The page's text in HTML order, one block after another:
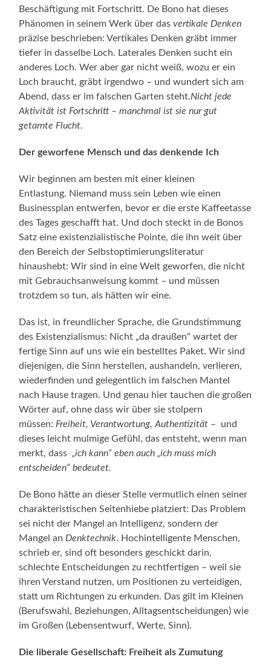
Beschäftigung mit Fortschritt. De Bono hat dieses
Phänomen in seinem Werk über dasvertikale Denken
präzise beschrieben: Vertikales Denken gräbt immer
tiefer in dasselbe Loch. Laterales Denken sucht ein
anderes Loch. Wer aber gar nicht weiß, wozu er ein
Loch braucht, gräbt irgendwo – und wundert sich am
Abend, dass er im falschen Garten steht.Nicht jede
Aktivität ist Fortschritt – manchmal ist sie nur gut
getarnte Flucht.
Der geworfene Mensch und das denkende Ich
Wir beginnen am besten mit einer kleinen
Entlastung. Niemand muss sein Leben wie einen
Businessplan entwerfen, bevor er die erste Kaffeetasse
des Tages geschafft hat. Und doch steckt in de Bonos
Satz eine existenzialistische Pointe, die ihn weit über
den Bereich der Selbstoptimierungsliteratur
hinaushebt: Wir sind in eine Welt geworfen, die nicht
mit Gebrauchsanweisung kommt – und müssen
trotzdem so tun, als hätten wir eine.
Das ist, in freundlicher Sprache, die Grundstimmung
des Existenzialismus: Nicht „da draußen“ wartet der
fertige Sinn auf uns wie ein bestelltes Paket. Wir sind
diejenigen, die Sinn herstellen, aushandeln, verlieren,
wiederfinden und gelegentlich im falschen Mantel
nach Hause tragen. Und genau hier tauchen die großen
Wörter auf, ohne dass wir über sie stolpern
müssen: Freiheit, Verantwortung, Authentizität – und
dieses leicht mulmige Gefühl, das entsteht, wenn man
merkt, dass„ich kann“ eben auch „ich muss mich
entscheiden“ bedeutet.
De Bono hätte an dieser Stelle vermutlich einen seiner
charakteristischen Seitenhiebe platziert: Das Problem
sei nicht der Mangel an Intelligenz, sondern der
Mangel an Denktechnik. Hochintelligente Menschen,
schrieb er, sind oft besonders geschickt darin,
schlechte Entscheidungen zu rechtfertigen – weil sie
ihren Verstand nutzen, um Positionen zu verteidigen,
statt um Richtungen zu erkunden. Das gilt im Kleinen
(Berufswahl, Beziehungen, Alltagsentscheidungen) wie
im Großen (Lebensentwurf, Werte, Sinn).
Die liberale Gesellschaft: Freiheit als Zumutung